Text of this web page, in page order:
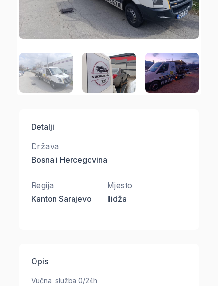
Detalji
Država
Bosna i Hercegovina
Regija
Kanton Sarajevo
Mjesto
Ilidža
Opis
Vučna služba 0/24h